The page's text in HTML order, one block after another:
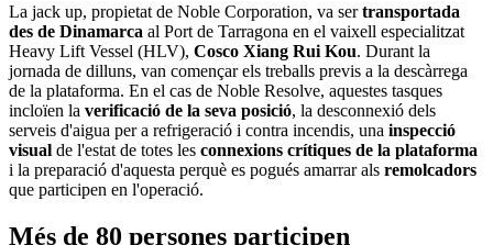
La jack up, propietat de Noble Corporation, va sertransportada
des de Dinamarca al Port de Tarragona en el vaixell especialitzat
Heavy Lift Vessel (HLV), Cosco Xiang Rui Kou. Durant la
jornada de dilluns, van començar els treballs previs a la descàrrega
de la plataforma. En el cas de Noble Resolve, aquestes tasques
incloïen la verificació de la seva posició, la desconnexió dels
serveis d'aigua per a refrigeració i contra incendis, una inspecció
visual de l'estat de totes les connexions crítiques de la plataforma
i la preparació d'aquesta perquè es pogués amarrar als remolcadors
que participen en l'operació.
Més de 80 persones participen